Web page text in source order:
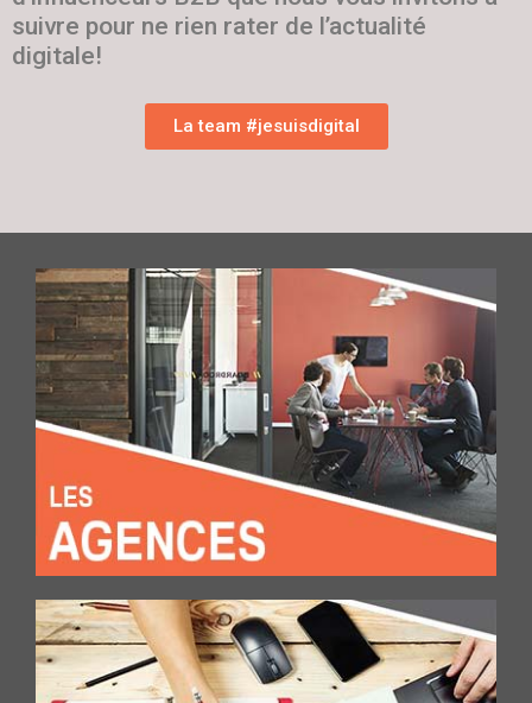
suivre pour ne rien rater de l’actualité
digitale!
La team #jesuisdigital